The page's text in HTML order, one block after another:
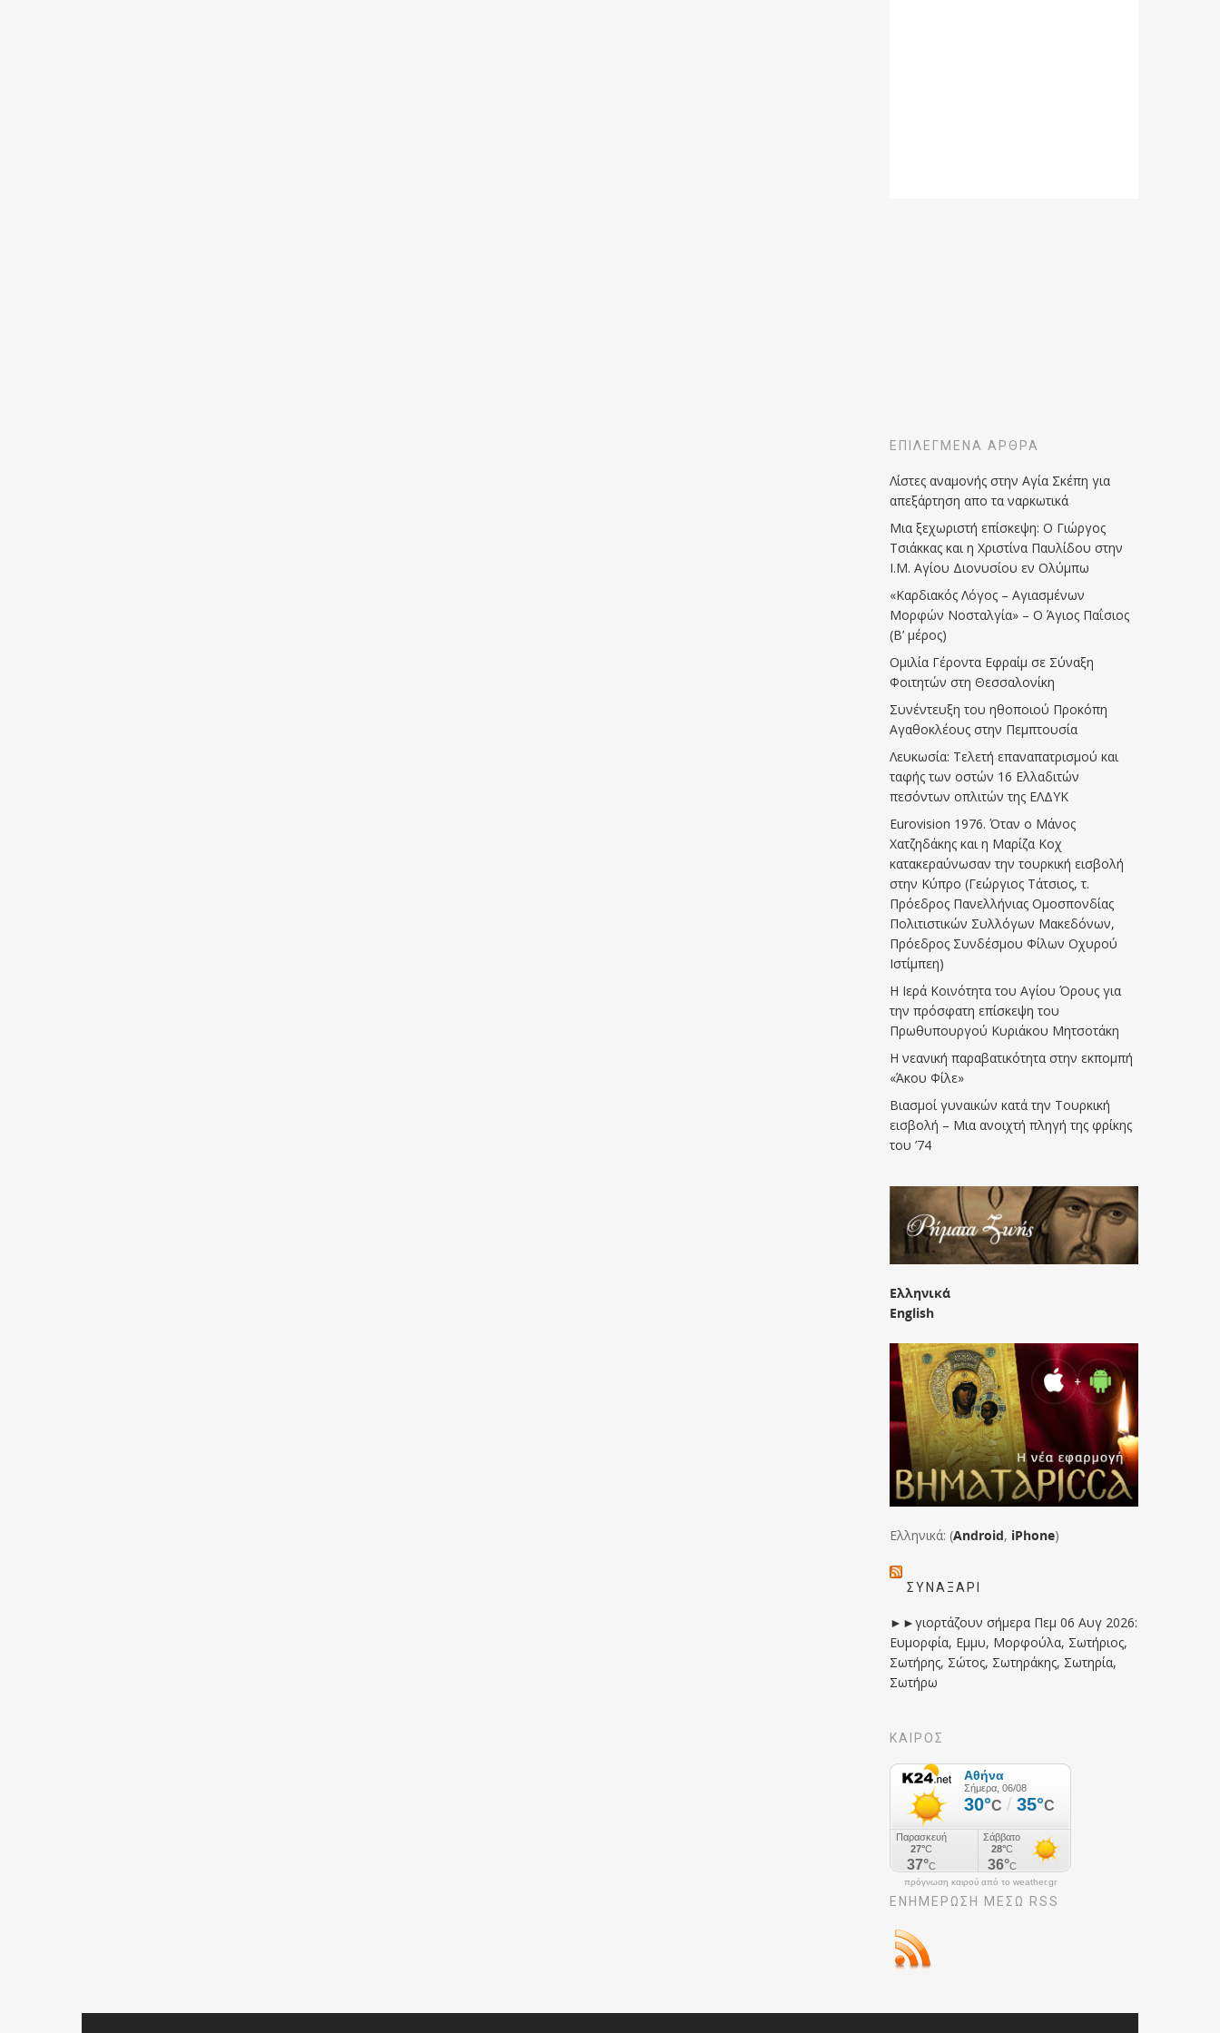
ΕΠΙΛΕΓΜΈΝΑ ΆΡΘΡΑ
Λίστες αναμονής στην Αγία Σκέπη για
απεξάρτηση απο τα ναρκωτικά
Μια ξεχωριστή επίσκεψη: Ο Γιώργος
Τσιάκκας και η Χριστίνα Παυλίδου στην
Ι.Μ. Αγίου Διονυσίου εν Ολύμπω
«Καρδιακός Λόγος – Αγιασμένων
Μορφών Νοσταλγία» – Ο Άγιος Παΐσιος
(Β’ μέρος)
Ομιλία Γέροντα Εφραίμ σε Σύναξη
Φοιτητών στη Θεσσαλονίκη
Συνέντευξη του ηθοποιού Προκόπη
Αγαθοκλέους στην Πεμπτουσία
Λευκωσία: Τελετή επαναπατρισμού και
ταφής των οστών 16 Ελλαδιτών
πεσόντων οπλιτών της ΕΛΔΥΚ
Eurovision 1976. Όταν ο Μάνος
Χατζηδάκης και η Μαρίζα Κοχ
κατακεραύνωσαν την τουρκική εισβολή
στην Κύπρο (Γεώργιος Τάτσιος, τ.
Πρόεδρος Πανελλήνιας Ομοσπονδίας
Πολιτιστικών Συλλόγων Μακεδόνων,
Πρόεδρος Συνδέσμου Φίλων Οχυρού
Ιστίμπεη)
Η Ιερά Κοινότητα του Αγίου Όρους για
την πρόσφατη επίσκεψη του
Πρωθυπουργού Κυριάκου Μητσοτάκη
Η νεανική παραβατικότητα στην εκπομπή
«Άκου Φίλε»
Βιασμοί γυναικών κατά την Τουρκική
εισβολή – Μια ανοιχτή πληγή της φρίκης
του ’74
Ελληνικά
English
Ελληνικά: (Android, iPhone)
ΣΥΝΑΞΆΡΙ
►►γιορτάζουν σήμερα Πεμ 06 Αυγ 2026:
Ευμορφία, Εμμυ, Μορφούλα, Σωτήριος,
Σωτήρης, Σώτος, Σωτηράκης, Σωτηρία,
Σωτήρω
ΚΑΙΡΟΣ
πρόγνωση καιρού από το weather.gr
ΕΝΗΜΈΡΩΣΉ ΜΕΣΩ RSS